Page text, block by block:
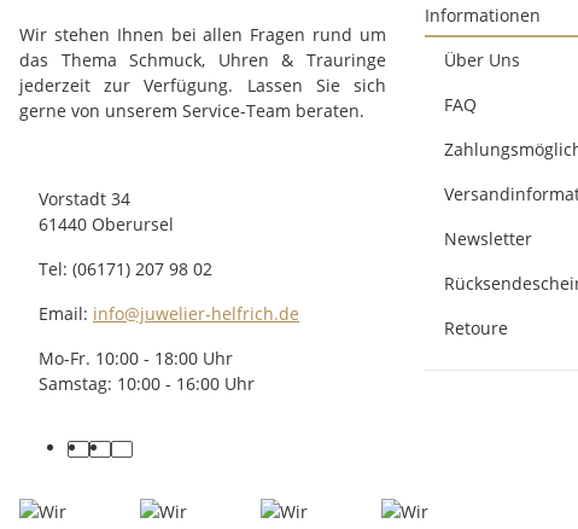
Wir stehen Ihnen bei allen Fragen rund um
das Thema Schmuck, Uhren & Trauringe
jederzeit zur Verfügung. Lassen Sie sich
gerne von unserem Service-Team beraten.
Vorstadt 34
61440 Oberursel
Tel: (06171) 207 98 02
Email: info@juwelier-helfrich.de
Mo-Fr. 10:00 - 18:00 Uhr
Samstag: 10:00 - 16:00 Uhr
Informationen
Über Uns
FAQ
Newsletter
Retoure